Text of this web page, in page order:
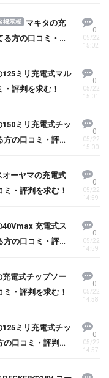
掲示板
マキタの充
方の口コミ・評
0
05/22
15:02
125ミリ充電式マル
評判を求む！
0
05/22
15:01
150ミリ充電式チッ
の口コミ・評判
0
05/22
15:00
オーヤマの充電式
・評判を求む！
0
05/22
14:59
40Vmax 充電式ス
の口コミ・評判
0
05/22
14:59
充電式チップソー
・評判を求む！
0
05/22
14:58
125ミリ充電式チッ
口コミ・評判を
0
05/22
14:57